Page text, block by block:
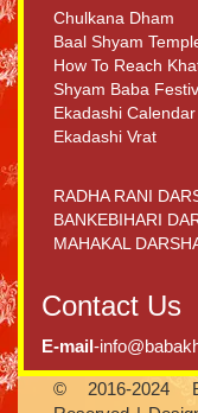
Chulkana Dham
Baal Shyam
How To Reach
Shyam Baba
Ekadashi Calendar
Ekadashi Vrat
RADHA RANI
BANKEBIHARI
MAHAKAL
Contact Us
E-mail-
© 2016-2024